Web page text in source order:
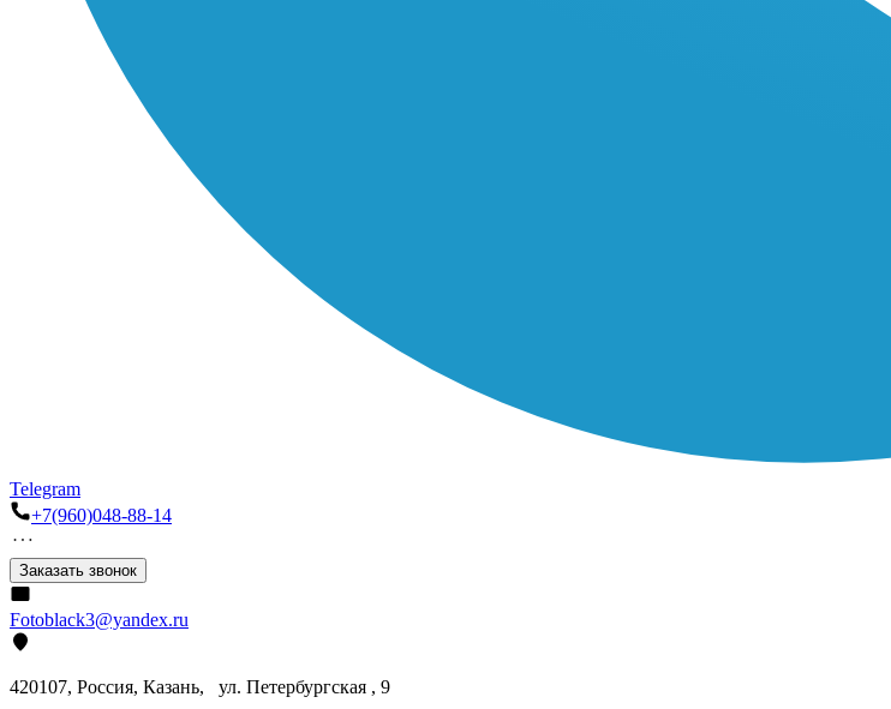
Telegram
+7(960)048-88-14
Заказать звонок
Fotoblack3@yandex.ru
420107, Россия, Казань, ул. Петербургская , 9